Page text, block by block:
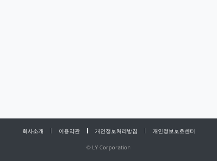
회사소개 이용약관 개인정보처리방침 개인정보보호센터
© LY Corporation